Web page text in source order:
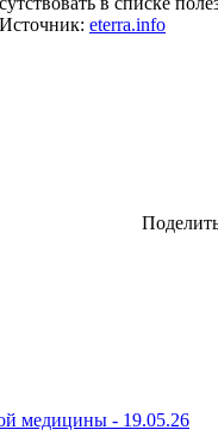
eterra.info
медицины - 19.05.26